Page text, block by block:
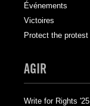
Événements
Victoires
Protect the protest
AGIR
Write for Rights '25